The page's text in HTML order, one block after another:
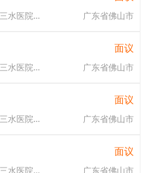
南方医科大学珠江医院三水医院（佛山市三水区人民医院） 广东省佛山市
面议
南方医科大学珠江医院三水医院（佛山市三水区人民医院） 广东省佛山市
面议
南方医科大学珠江医院三水医院（佛山市三水区人民医院） 广东省佛山市
面议
南方医科大学珠江医院三水医院（佛山市三水区人民医院） 广东省佛山市